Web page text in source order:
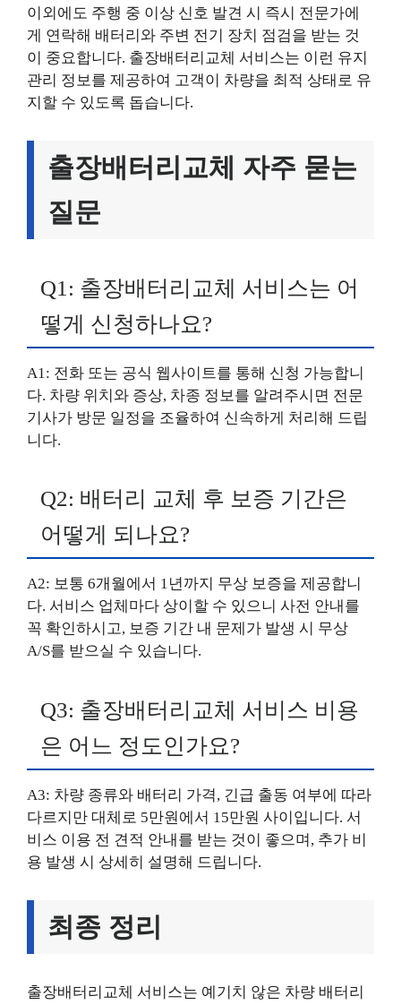
이외에도 주행 중 이상 신호 발견 시 즉시 전문가에
게 연락해 배터리와 주변 전기 장치 점검을 받는 것
이 중요합니다. 출장배터리교체 서비스는 이런 유지
관리 정보를 제공하여 고객이 차량을 최적 상태로 유
지할 수 있도록 돕습니다.
출장배터리교체 자주 묻는
질문
Q1: 출장배터리교체 서비스는 어
떻게 신청하나요?
A1: 전화 또는 공식 웹사이트를 통해 신청 가능합니
다. 차량 위치와 증상, 차종 정보를 알려주시면 전문
기사가 방문 일정을 조율하여 신속하게 처리해 드립
니다.
Q2: 배터리 교체 후 보증 기간은
어떻게 되나요?
A2: 보통 6개월에서 1년까지 무상 보증을 제공합니
다. 서비스 업체마다 상이할 수 있으니 사전 안내를
꼭 확인하시고, 보증 기간 내 문제가 발생 시 무상
A/S를 받으실 수 있습니다.
Q3: 출장배터리교체 서비스 비용
은 어느 정도인가요?
A3: 차량 종류와 배터리 가격, 긴급 출동 여부에 따라
다르지만 대체로 5만원에서 15만원 사이입니다. 서
비스 이용 전 견적 안내를 받는 것이 좋으며, 추가 비
용 발생 시 상세히 설명해 드립니다.
최종 정리
출장배터리교체 서비스는 예기치 않은 차량 배터리